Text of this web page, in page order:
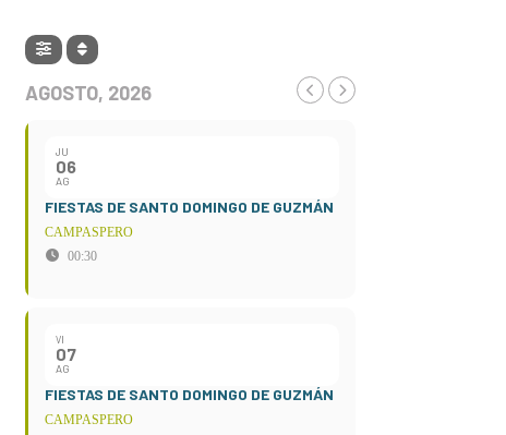
AGOSTO, 2026
JU
06
AG
FIESTAS DE SANTO DOMINGO DE GUZMÁN
CAMPASPERO
00:30
VI
07
AG
FIESTAS DE SANTO DOMINGO DE GUZMÁN
CAMPASPERO